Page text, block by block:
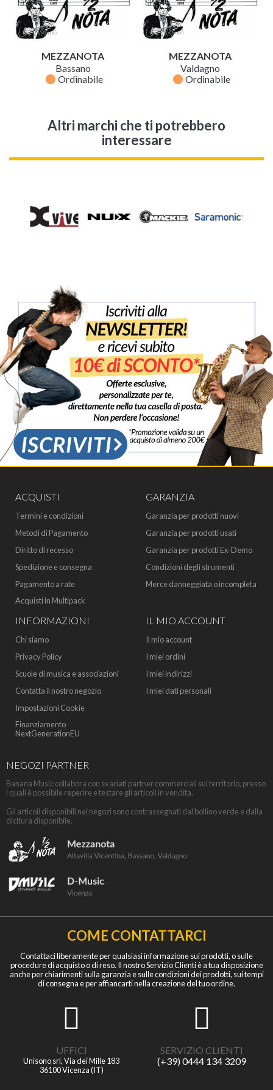
MEZZANOTA
Bassano
fiber_manual_record Ordinabile
MEZZANOTA
Valdagno
fiber_manual_record Ordinabile
Altri marchi che ti potrebbero
interessare
ACQUISTI
Termini e condizioni
Metodi di Pagamento
Diritto di recesso
Spedizione e consegna
Pagamento a rate
Acquisti in Multipack
GARANZIA
Garanzia per prodotti nuovi
Garanzia per prodotti usati
Garanzia per prodotti Ex-Demo
Condizioni degli strumenti
Merce danneggiata o incompleta
INFORMAZIONI
Chi siamo
Privacy Policy
Scuole di musica e associazioni
Contatta il nostro negozio
Impostazioni Cookie
Finanziamento
NextGenerationEU
IL MIO ACCOUNT
Il mio account
I miei ordini
I miei indirizzi
I miei dati personali
NEGOZI PARTNER
Banana Music collabora con svariati partner commerciali sul territorio, presso
i quali è possibile reperire e testare gli articoli in vendita.
Gli articoli disponibili nei negozi sono contrassegnati dal bollino verde e dalla
dicitura disponibile.
COME CONTATTARCI
Contattaci liberamente per qualsiasi informazione sui prodotti, o sulle
procedure di acquisto o di reso. Il nostro Servizio Clienti è a tua disposizione
anche per chiarimenti sulla garanzia e sulle condizioni dei prodotti, sui tempi
di consegna e per affiancarti nella creazione del tuo ordine.
UFFICI
Unisono srl, Via dei Mille 183
36100 Vicenza (IT)
SERVIZIO CLIENTI
(+39) 0444 134 3209